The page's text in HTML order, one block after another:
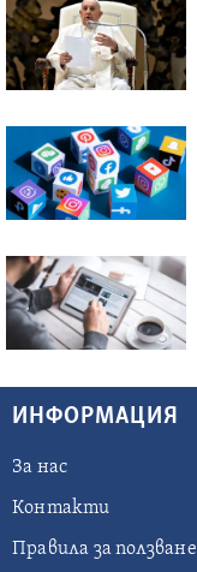
ИНФОРМАЦИЯ
За нас
Контакти
Правила за ползване